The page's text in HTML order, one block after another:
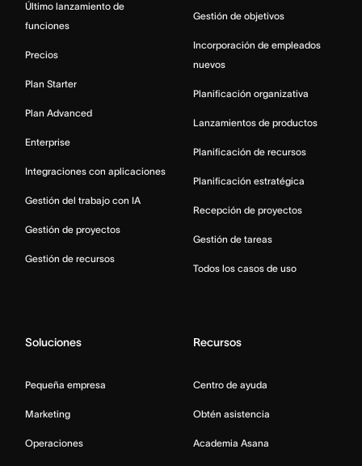
Último lanzamiento de
funciones
Precios
Plan Starter
Plan Advanced
Enterprise
Integraciones con aplicaciones
Gestión del trabajo con IA
Gestión de proyectos
Gestión de recursos
Gestión de objetivos
Incorporación de empleados
nuevos
Planificación organizativa
Lanzamientos de productos
Planificación de recursos
Planificación estratégica
Recepción de proyectos
Gestión de tareas
Todos los casos de uso
Soluciones
Pequeña empresa
Marketing
Operaciones
Recursos
Centro de ayuda
Obtén asistencia
Academia Asana